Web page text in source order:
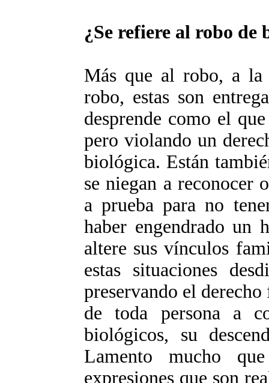
¿Se refiere al robo de
Más que al robo, a la
robo, estas son
desprende como el
pero violando un
biológica. Están
se niegan a reconocer
a prueba para no
haber engendrado
altere sus vínculos
estas situaciones
preservando el
de toda persona a
biológicos, su
Lamento mucho
expresiones que son